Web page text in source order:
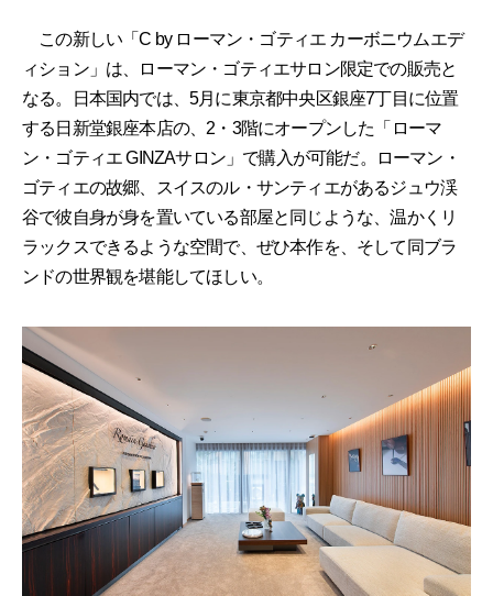
この新しい「C by ローマン・ゴティエ カーボニウムエデ
ィション」は、ローマン・ゴティエサロン限定での販売と
なる。日本国内では、5月に東京都中央区銀座7丁目に位置
する日新堂銀座本店の、2・3階にオープンした「ローマ
ン・ゴティエ GINZAサロン」で購入が可能だ。ローマン・
ゴティエの故郷、スイスのル・サンティエがあるジュウ渓
谷で彼自身が身を置いている部屋と同じような、温かくリ
ラックスできるような空間で、ぜひ本作を、そして同ブラ
ンドの世界観を堪能してほしい。